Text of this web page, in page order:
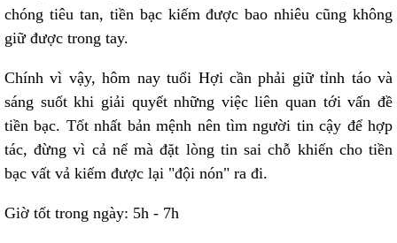
chóng tiêu tan, tiền bạc kiếm được bao nhiêu cũng không
giữ được trong tay.
Chính vì vậy, hôm nay tuổi Hợi cần phải giữ tỉnh táo và
sáng suốt khi giải quyết những việc liên quan tới vấn đề
tiền bạc. Tốt nhất bản mệnh nên tìm người tin cậy để hợp
tác, đừng vì cả nể mà đặt lòng tin sai chỗ khiến cho tiền
bạc vất vả kiếm được lại "đội nón" ra đi.
Giờ tốt trong ngày: 5h - 7h